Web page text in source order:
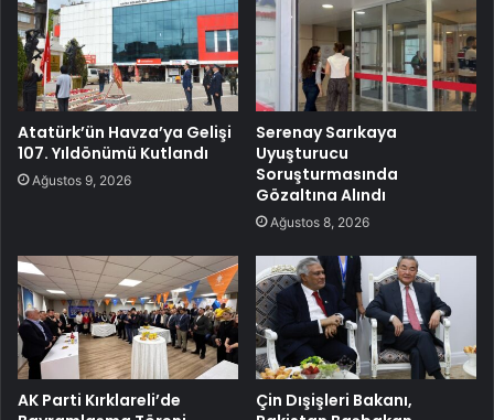
Atatürk’ün Havza’ya Gelişi
107. Yıldönümü Kutlandı
Ağustos 9, 2026
Serenay Sarıkaya
Uyuşturucu
Soruşturmasında
Gözaltına Alındı
Ağustos 8, 2026
AK Parti Kırklareli’de
Çin Dışişleri Bakanı,